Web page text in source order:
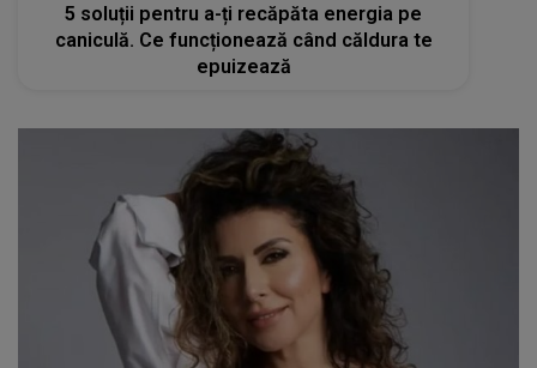
5 soluții pentru a-ți recăpăta energia pe
caniculă. Ce funcționează când căldura te
epuizează